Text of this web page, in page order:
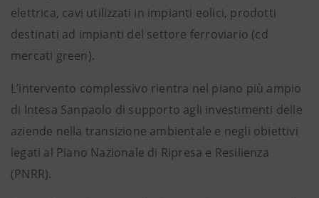
elettrica, cavi utilizzati in impianti eolici, prodotti
destinati ad impianti del settore ferroviario (cd
mercati green).
L’intervento complessivo rientra nel piano più ampio
di Intesa Sanpaolo di supporto agli investimenti delle
aziende nella transizione ambientale e negli obiettivi
legati al Piano Nazionale di Ripresa e Resilienza
(PNRR).